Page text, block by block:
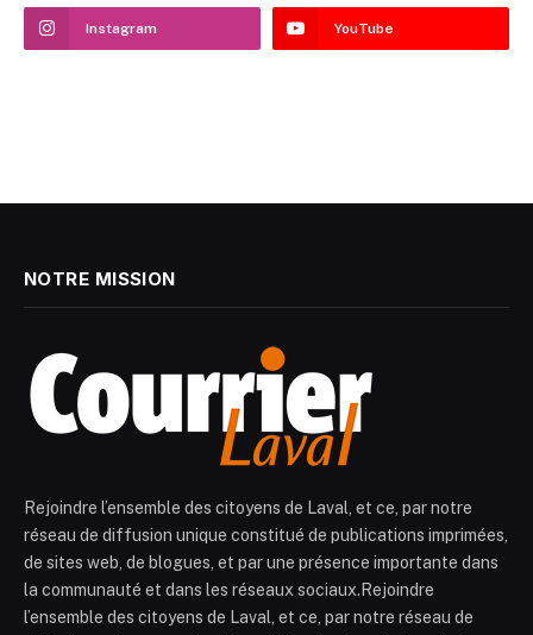
Instagram YouTube
NOTRE MISSION
Rejoindre l’ensemble des citoyens de Laval, et ce, par notre
réseau de diffusion unique constitué de publications imprimées,
de sites web, de blogues, et par une présence importante dans
la communauté et dans les réseaux sociaux.Rejoindre
l’ensemble des citoyens de Laval, et ce, par notre réseau de